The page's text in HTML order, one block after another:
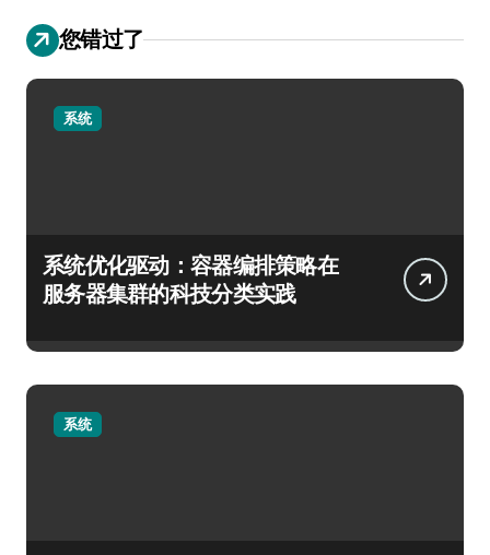
您错过了
系统
系统优化驱动：容器编排策略在
服务器集群的科技分类实践
系统